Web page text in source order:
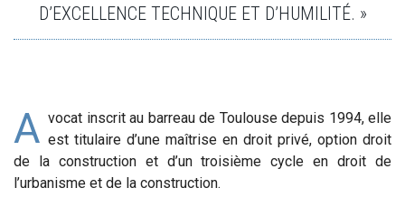
D’EXCELLENCE TECHNIQUE ET D’HUMILITÉ. »
A vocat inscrit au barreau de Toulouse depuis 1994, elle
est titulaire d’une maîtrise en droit privé, option droit
de la construction et d’un troisième cycle en droit de
l’urbanisme et de la construction.